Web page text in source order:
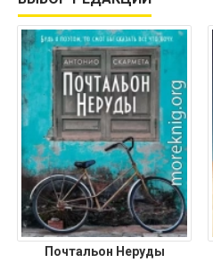
Почтальон Неруды